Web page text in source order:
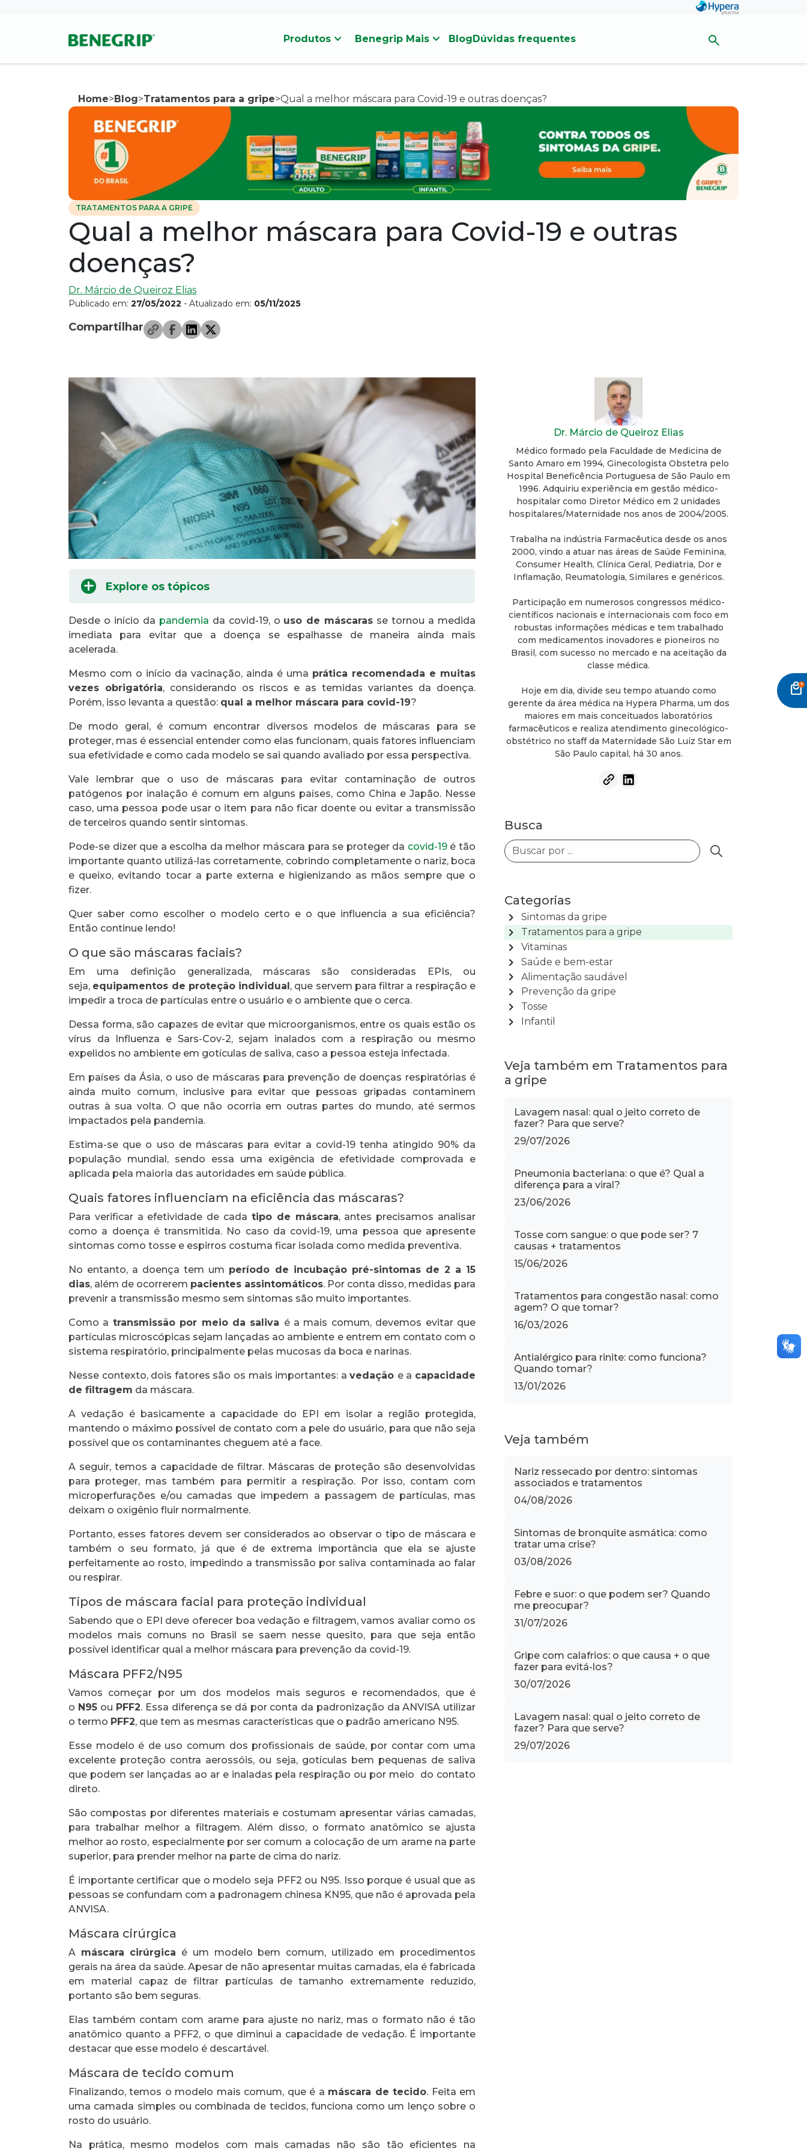
Produtosstat_minus_1 Benegrip Maisstat_minus_1 BlogDúvidas frequentes
local_mall
Home>Blog>Tratamentos para a gripe>Qual a melhor máscara para Covid-19 e outras doenças?
TRATAMENTOS PARA A GRIPE
Qual a melhor máscara para Covid-19 e outras
doenças?
Dr. Márcio de Queiroz Elias
Publicado em: 27/05/2022 - Atualizado em: 05/11/2025
Compartilhar
Explore os tópicos
Desde o início da pandemia da covid-19, o uso de máscaras se tornou a medida
imediata para evitar que a doença se espalhasse de maneira ainda mais
acelerada.
Mesmo com o início da vacinação, ainda é uma prática recomendada e muitas
vezes obrigatória, considerando os riscos e as temidas variantes da doença.
Porém, isso levanta a questão: qual a melhor máscara para covid-19?
De modo geral, é comum encontrar diversos modelos de máscaras para se
proteger, mas é essencial entender como elas funcionam, quais fatores influenciam
sua efetividade e como cada modelo se sai quando avaliado por essa perspectiva.
Vale lembrar que o uso de máscaras para evitar contaminação de outros
patógenos por inalação é comum em alguns países, como China e Japão. Nesse
caso, uma pessoa pode usar o item para não ficar doente ou evitar a transmissão
de terceiros quando sentir sintomas.
Pode-se dizer que a escolha da melhor máscara para se proteger da covid-19é tão
importante quanto utilizá-las corretamente, cobrindo completamente o nariz, boca
e queixo, evitando tocar a parte externa e higienizando as mãos sempre que o
fizer.
Quer saber como escolher o modelo certo e o que influencia a sua eficiência?
Então continue lendo!
O que são máscaras faciais?
Em uma definição generalizada, máscaras são consideradas EPIs, ou
seja, equipamentos de proteção individual, que servem para filtrar a respiração e
impedir a troca de partículas entre o usuário e o ambiente que o cerca.
Dessa forma, são capazes de evitar que microorganismos, entre os quais estão os
vírus da Influenza e Sars-Cov-2, sejam inalados com a respiração ou mesmo
expelidos no ambiente em gotículas de saliva, caso a pessoa esteja infectada.
Em países da Ásia, o uso de máscaras para prevenção de doenças respiratórias é
ainda muito comum, inclusive para evitar que pessoas gripadas contaminem
outras à sua volta. O que não ocorria em outras partes do mundo, até sermos
impactados pela pandemia.
Estima-se que o uso de máscaras para evitar a covid-19 tenha atingido 90% da
população mundial, sendo essa uma exigência de efetividade comprovada e
aplicada pela maioria das autoridades em saúde pública.
Quais fatores influenciam na eficiência das máscaras?
Para verificar a efetividade de cada tipo de máscara, antes precisamos analisar
como a doença é transmitida. No caso da covid-19, uma pessoa que apresente
sintomas como tosse e espirros costuma ficar isolada como medida preventiva.
No entanto, a doença tem um período de incubação pré-sintomas de 2 a 15
dias, além de ocorrerem pacientes assintomáticos. Por conta disso, medidas para
prevenir a transmissão mesmo sem sintomas são muito importantes.
Como a transmissão por meio da saliva é a mais comum, devemos evitar que
partículas microscópicas sejam lançadas ao ambiente e entrem em contato com o
sistema respiratório, principalmente pelas mucosas da boca e narinas.
Nesse contexto, dois fatores são os mais importantes: avedação e a capacidade
de filtragem da máscara.
A vedação é basicamente a capacidade do EPI em isolar a região protegida,
mantendo o máximo possível de contato com a pele do usuário, para que não seja
possível que os contaminantes cheguem até a face.
A seguir, temos a capacidade de filtrar. Máscaras de proteção são desenvolvidas
para proteger, mas também para permitir a respiração. Por isso, contam com
microperfurações e/ou camadas que impedem a passagem de partículas, mas
deixam o oxigênio fluir normalmente.
Portanto, esses fatores devem ser considerados ao observar o tipo de máscara e
também o seu formato, já que é de extrema importância que ela se ajuste
perfeitamente ao rosto, impedindo a transmissão por saliva contaminada ao falar
ou respirar.
Tipos de máscara facial para proteção individual
Sabendo que o EPI deve oferecer boa vedação e filtragem, vamos avaliar como os
modelos mais comuns no Brasil se saem nesse quesito, para que seja então
possível identificar qual a melhor máscara para prevenção da covid-19.
Máscara PFF2/N95
Vamos começar por um dos modelos mais seguros e recomendados, que é
o N95 ou PFF2. Essa diferença se dá por conta da padronização da ANVISA utilizar
o termo PFF2, que tem as mesmas características que o padrão americano N95.
Esse modelo é de uso comum dos profissionais de saúde, por contar com uma
excelente proteção contra aerossóis, ou seja, gotículas bem pequenas de saliva
que podem ser lançadas ao ar e inaladas pela respiração ou por meio do contato
direto.
São compostas por diferentes materiais e costumam apresentar várias camadas,
para trabalhar melhor a filtragem. Além disso, o formato anatômico se ajusta
melhor ao rosto, especialmente por ser comum a colocação de um arame na parte
superior, para prender melhor na parte de cima do nariz.
É importante certificar que o modelo seja PFF2 ou N95. Isso porque é usual que as
pessoas se confundam com a padronagem chinesa KN95, que não é aprovada pela
ANVISA.
Máscara cirúrgica
A máscara cirúrgica é um modelo bem comum, utilizado em procedimentos
gerais na área da saúde. Apesar de não apresentar muitas camadas, ela é fabricada
em material capaz de filtrar partículas de tamanho extremamente reduzido,
portanto são bem seguras.
Elas também contam com arame para ajuste no nariz, mas o formato não é tão
anatômico quanto a PFF2, o que diminui a capacidade de vedação. É importante
destacar que esse modelo é descartável.
Máscara de tecido comum
Finalizando, temos o modelo mais comum, que é a máscara de tecido. Feita em
uma camada simples ou combinada de tecidos, funciona como um lenço sobre o
rosto do usuário.
Na prática, mesmo modelos com mais camadas não são tão eficientes na
Dr. Márcio de Queiroz Elias
Médico formado pela Faculdade de Medicina de
Santo Amaro em 1994, Ginecologista Obstetra pelo
Hospital Beneficência Portuguesa de São Paulo em
1996. Adquiriu experiência em gestão médico-
hospitalar como Diretor Médico em 2 unidades
hospitalares/Maternidade nos anos de 2004/2005.
Trabalha na indústria Farmacêutica desde os anos
2000, vindo a atuar nas áreas de Saúde Feminina,
Consumer Health, Clínica Geral, Pediatria, Dor e
Inflamação, Reumatologia, Similares e genéricos.
Participação em numerosos congressos médico-
científicos nacionais e internacionais com foco em
robustas informações médicas e tem trabalhado
com medicamentos inovadores e pioneiros no
Brasil, com sucesso no mercado e na aceitação da
classe médica.
Hoje em dia, divide seu tempo atuando como
gerente da área médica na Hypera Pharma, um dos
maiores em mais conceituados laboratórios
farmacêuticos e realiza atendimento ginecológico-
obstétrico no staff da Maternidade São Luiz Star em
São Paulo capital, há 30 anos.
Busca
Buscar posts
Categorias
chevron_right Sintomas da gripe
chevron_right Tratamentos para a gripe
chevron_right Vitaminas
chevron_right Saúde e bem-estar
chevron_right Alimentação saudável
chevron_right Prevenção da gripe
chevron_right Tosse
chevron_right Infantil
Veja também em Tratamentos para
a gripe
Lavagem nasal: qual o jeito correto de
fazer? Para que serve?
29/07/2026
Pneumonia bacteriana: o que é? Qual a
diferença para a viral?
23/06/2026
Tosse com sangue: o que pode ser? 7
causas + tratamentos
15/06/2026
Tratamentos para congestão nasal: como
agem? O que tomar?
16/03/2026
Antialérgico para rinite: como funciona?
Quando tomar?
13/01/2026
Veja também
Nariz ressecado por dentro: sintomas
associados e tratamentos
04/08/2026
Sintomas de bronquite asmática: como
tratar uma crise?
03/08/2026
Febre e suor: o que podem ser? Quando
me preocupar?
31/07/2026
Gripe com calafrios: o que causa + o que
fazer para evitá-los?
30/07/2026
Lavagem nasal: qual o jeito correto de
fazer? Para que serve?
29/07/2026